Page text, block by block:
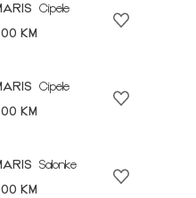
Cipele
KM
Cipele
KM
Salonke
KM